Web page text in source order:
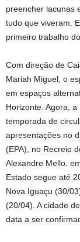
preencher lacunas
tudo que viveram.
primeiro trabalho
Com direção de
Mariah Miguel, o
em espaços
Horizonte. Agora,
temporada de
apresentações no
(EPA), no Recreio
Alexandre Mello,
Estado segue até
Nova Iguaçu (30/
(20/04). A cidade
data a ser